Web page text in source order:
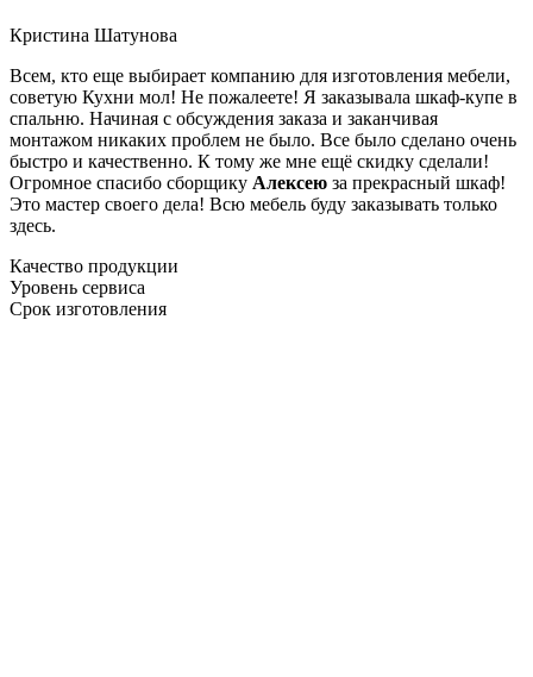
Кристина Шатунова
Всем, кто еще выбирает компанию для изготовления мебели,
советую Кухни мол! Не пожалеете! Я заказывала шкаф-купе в
спальню. Начиная с обсуждения заказа и заканчивая
монтажом никаких проблем не было. Все было сделано очень
быстро и качественно. К тому же мне ещё скидку сделали!
Огромное спасибо сборщику Алексею за прекрасный шкаф!
Это мастер своего дела! Всю мебель буду заказывать только
здесь.
Качество продукции
Уровень сервиса
Срок изготовления